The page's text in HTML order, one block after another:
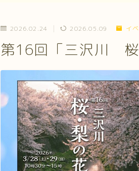
2026.02.24 2026.05.09 イ
第16回「三沢川